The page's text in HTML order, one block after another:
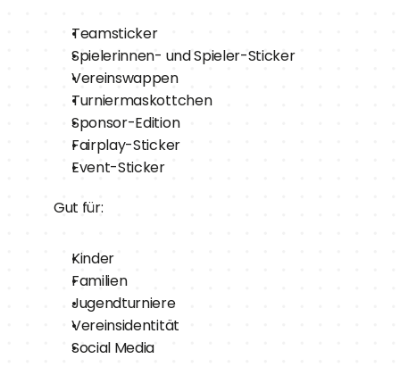
Teamsticker
Spielerinnen- und Spieler-Sticker
Vereinswappen
Turniermaskottchen
Sponsor-Edition
Fairplay-Sticker
Event-Sticker
Gut für:
Kinder
Familien
Jugendturniere
Vereinsidentität
Social Media